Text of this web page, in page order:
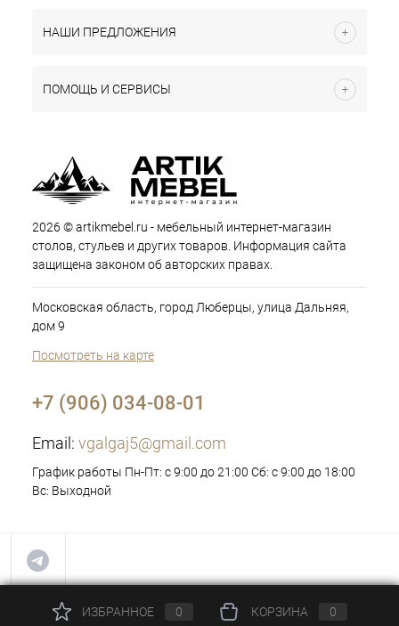
НАШИ ПРЕДЛОЖЕНИЯ
ПОМОЩЬ И СЕРВИСЫ
2026 © artikmebel.ru - мебельный интернет-магазин
столов, стульев и других товаров. Информация сайта
защищена законом об авторских правах.
Московская область, город Люберцы, улица Дальняя,
дом 9
Посмотреть на карте
+7 (906) 034-08-01
Email: vgalgaj5@gmail.com
График работы Пн-Пт: с 9:00 до 21:00 Сб: с 9:00 до 18:00
Вс: Выходной
ИЗБРАННОЕ 0 КОРЗИНА 0